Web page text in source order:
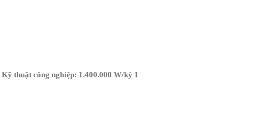
Kỹ thuật công nghiệp: 1.400.000 W/kỳ 1